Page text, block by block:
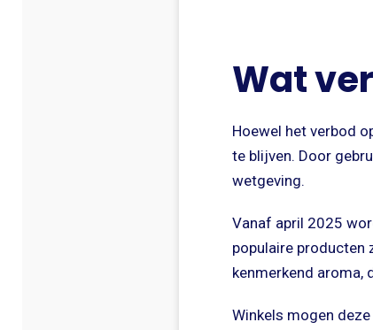
Wat
Hoewel het verbod
te blijven. Door
wetgeving.
Vanaf april 2025
populaire producten
kenmerkend aroma,
Winkels mogen